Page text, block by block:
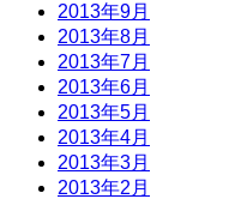
2013年9月
2013年8月
2013年7月
2013年6月
2013年5月
2013年4月
2013年3月
2013年2月